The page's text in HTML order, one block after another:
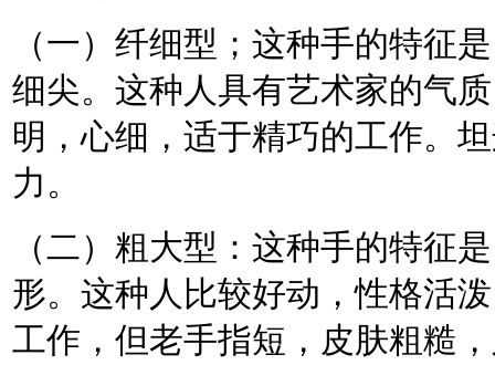
（一）纤细型；这种手的特征
细尖。这种人具有艺术家的气
明，心细，适于精巧的工作。
力。
（二）粗大型：这种手的特征
形。这种人比较好动，性格活
工作，但老手指短，皮肤粗糙